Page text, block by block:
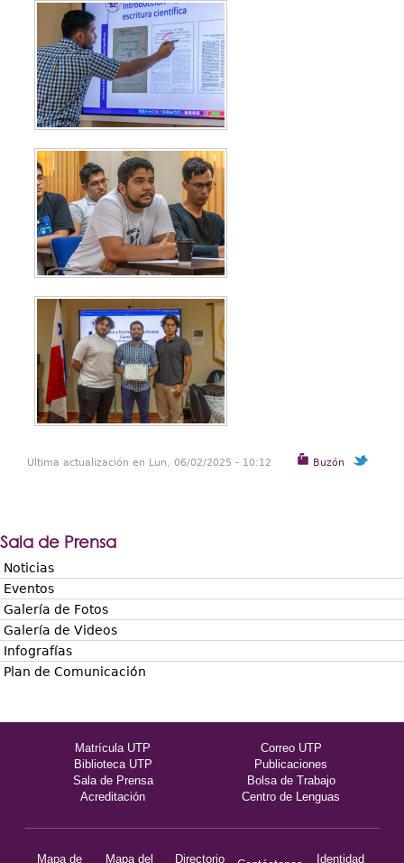
Buzón
Última actualización en Lun, 06/02/2025 - 10:12
Sala de Prensa
Noticias
Eventos
Galería de Fotos
Galería de Videos
Infografías
Plan de Comunicación
Matrícula UTP
Correo UTP
Biblioteca UTP
Publicaciones
Sala de Prensa
Bolsa de Trabajo
Acreditación
Centro de Lenguas
Mapa de Mapa del Directorio Identidad